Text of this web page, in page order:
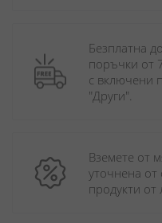
Безплатна
поръчки от
с включени
"Други".
Вземете от
уточнена
продукти